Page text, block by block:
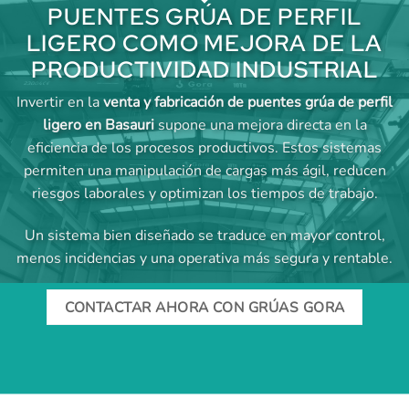
PUENTES GRÚA DE PERFIL
LIGERO COMO MEJORA DE LA
PRODUCTIVIDAD INDUSTRIAL
Invertir en laventa y fabricación de puentes grúa de perfil
ligero en Basaurisupone una mejora directa en la
eficiencia de los procesos productivos. Estos sistemas
permiten una manipulación de cargas más ágil, reducen
riesgos laborales y optimizan los tiempos de trabajo.
Un sistema bien diseñado se traduce en mayor control,
menos incidencias y una operativa más segura y rentable.
CONTACTAR AHORA CON GRÚAS GORA